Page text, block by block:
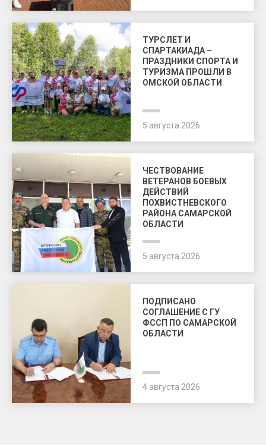
ТУРСЛЕТ И
СПАРТАКИАДА –
ПРАЗДНИКИ СПОРТА И
ТУРИЗМА ПРОШЛИ В
ОМСКОЙ ОБЛАСТИ
5 августа 2026
ЧЕСТВОВАНИЕ
ВЕТЕРАНОВ БОЕВЫХ
ДЕЙСТВИЙ
ПОХВИСТНЕВСКОГО
РАЙОНА САМАРСКОЙ
ОБЛАСТИ
5 августа 2026
ПОДПИСАНО
СОГЛАШЕНИЕ С ГУ
ФССП ПО САМАРСКОЙ
ОБЛАСТИ
4 августа 2026